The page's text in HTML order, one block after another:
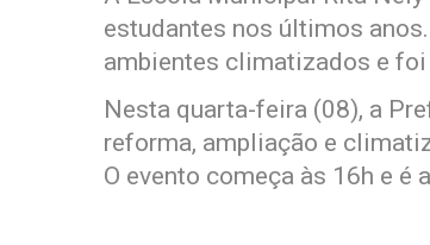
estudantes nos últimos
ambientes climatizados e
Nesta quarta-feira (08), a
reforma, ampliação e
O evento começa às 16h e é